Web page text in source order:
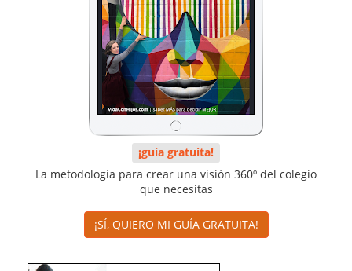
¡guía gratuita!
La metodología para crear una visión 360º del colegio
que necesitas
¡SÍ, QUIERO MI GUÍA GRATUITA!